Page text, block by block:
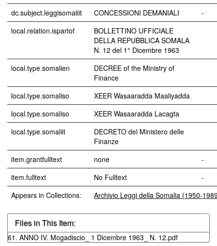
dc.subject.leggisomaliit CONCESSIONI DEMANIALI
-
local.relation.ispartof
BOLLETTINO UFFICIALE
DELLA REPUBBLICA SOMALA
N. 12 del 1° Dicembre 1963
local.type.somalien
DECREE of the Ministry of
Finance
local.type.somaliso
XEER Wasaaradda Maaliyadda
local.type.somaliso
XEER Wasaaradda Lacagta
local.type.somaliit
DECRETO del Ministero delle
Finanze
item.grantfulltext
none
-
item.fulltext
No Fulltext
-
Appears in Collections:
Archivio Leggi della Somalia (1950-
Files in This Item:
61. ANNO IV. Mogadiscio_ 1 Dicembre 1963_ N. 12.pdf